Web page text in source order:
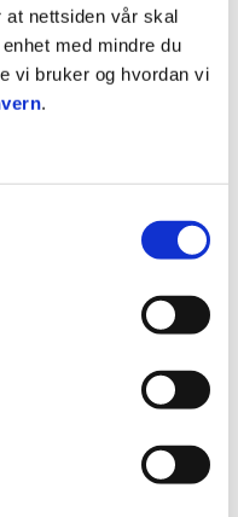
at nettsiden vår skal
med mindre du
vi bruker og hvordan vi
.
- FK Hunstad